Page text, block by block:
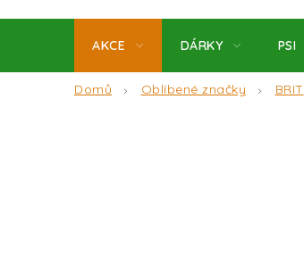
AKCE DÁRKY PSI
Domů Oblíbené značky BRIT